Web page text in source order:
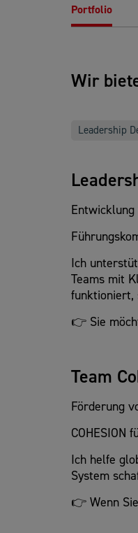
Portfolio
Wir
Leadership
Ich
Teams mit
funktioniert,
👉 Sie
Team
Förderung
COHESION
Ich helfe
System
👉 Wenn